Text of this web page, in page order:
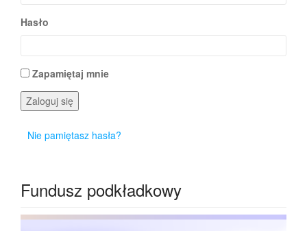
Hasło
Zapamiętaj mnie
Zaloguj się
Nie pamiętasz hasła?
Fundusz podkładkowy